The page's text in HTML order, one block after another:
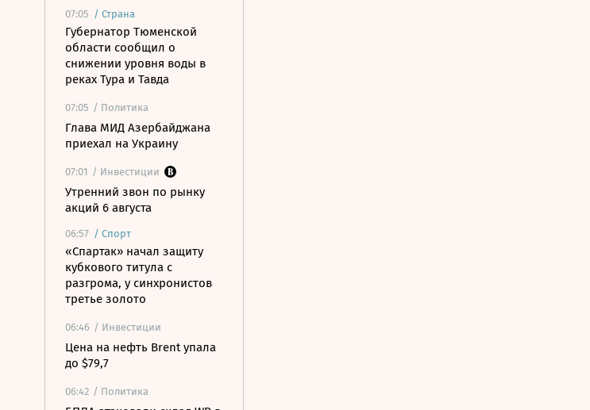
07:05 / Страна
Губернатор Тюменской
области сообщил о
снижении уровня воды в
реках Тура и Тавда
07:05 / Политика
Глава МИД Азербайджана
приехал на Украину
07:01 / Инвестиции
Утренний звон по рынку
акций 6 августа
06:57 / Спорт
«Спартак» начал защиту
кубкового титула с
разгрома, у синхронистов
третье золото
06:46 / Инвестиции
Цена на нефть Brent упала
до $79,7
06:42 / Политика